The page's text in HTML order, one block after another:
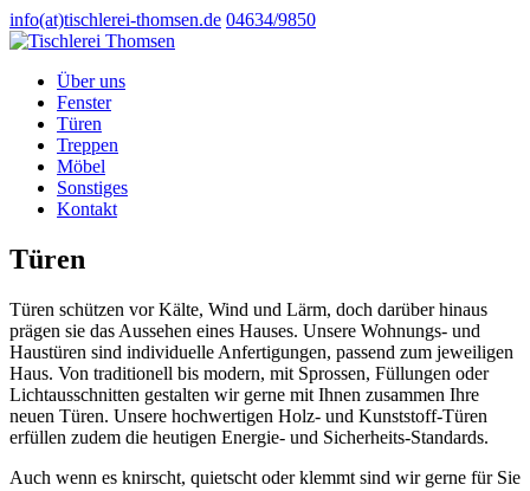
info(at)tischlerei-thomsen.de 04634/9850
Über uns
Fenster
Türen
Treppen
Möbel
Sonstiges
Kontakt
Türen
Türen schützen vor Kälte, Wind und Lärm, doch darüber hinaus
prägen sie das Aussehen eines Hauses. Unsere Wohnungs- und
Haustüren sind individuelle Anfertigungen, passend zum jeweiligen
Haus. Von traditionell bis modern, mit Sprossen, Füllungen oder
Lichtausschnitten gestalten wir gerne mit Ihnen zusammen Ihre
neuen Türen. Unsere hochwertigen Holz- und Kunststoff-Türen
erfüllen zudem die heutigen Energie- und Sicherheits-Standards.
Auch wenn es knirscht, quietscht oder klemmt sind wir gerne für Sie